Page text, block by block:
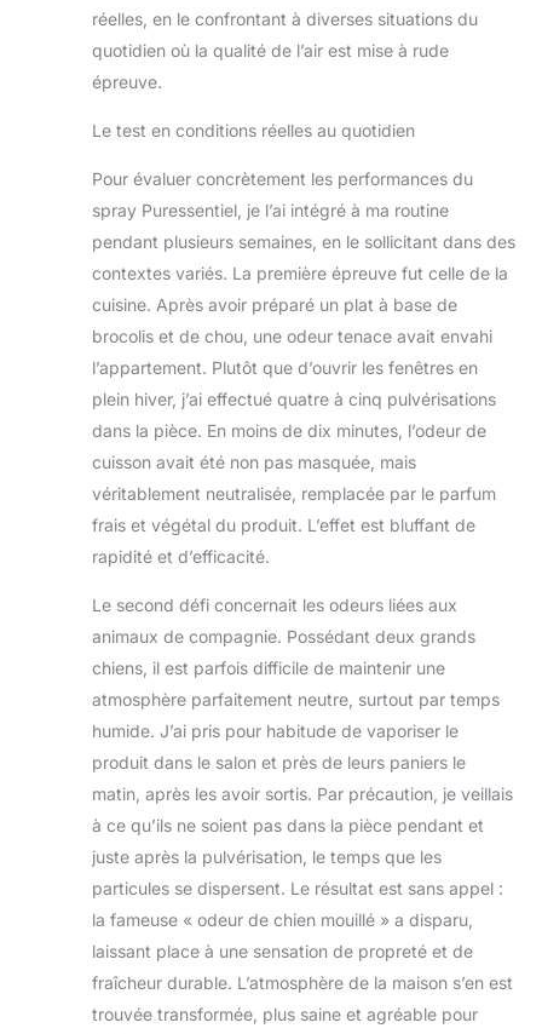
réelles, en le confrontant à diverses situations du
quotidien où la qualité de l’air est mise à rude
épreuve.
Le test en conditions réelles au quotidien
Pour évaluer concrètement les performances du
spray Puressentiel, je l’ai intégré à ma routine
pendant plusieurs semaines, en le sollicitant dans des
contextes variés. La première épreuve fut celle de la
cuisine. Après avoir préparé un plat à base de
brocolis et de chou, une odeur tenace avait envahi
l’appartement. Plutôt que d’ouvrir les fenêtres en
plein hiver, j’ai effectué quatre à cinq pulvérisations
dans la pièce. En moins de dix minutes, l’odeur de
cuisson avait été non pas masquée, mais
véritablement neutralisée, remplacée par le parfum
frais et végétal du produit. L’effet est bluffant de
rapidité et d’efficacité.
Le second défi concernait les odeurs liées aux
animaux de compagnie. Possédant deux grands
chiens, il est parfois difficile de maintenir une
atmosphère parfaitement neutre, surtout par temps
humide. J’ai pris pour habitude de vaporiser le
produit dans le salon et près de leurs paniers le
matin, après les avoir sortis. Par précaution, je veillais
à ce qu’ils ne soient pas dans la pièce pendant et
juste après la pulvérisation, le temps que les
particules se dispersent. Le résultat est sans appel :
la fameuse « odeur de chien mouillé » a disparu,
laissant place à une sensation de propreté et de
fraîcheur durable. L’atmosphère de la maison s’en est
trouvée transformée, plus saine et agréable pour